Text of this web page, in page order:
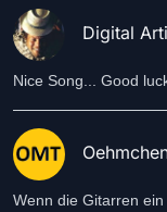
Digital
Nice Song... Good
Wenn die Gitarren